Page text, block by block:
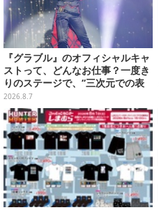
『グラブル』のオフィシャルキャ
ストって、どんなお仕事？一度き
りのステージで、“三次元での表
現”に全力を懸けるキャスト陣の
舞台裏【インタビュー】
2026.8.7